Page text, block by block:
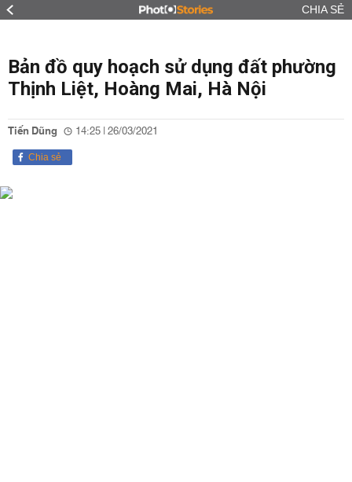
CHIA SẺ
Bản đồ quy hoạch sử dụng đất phường
Thịnh Liệt, Hoàng Mai, Hà Nội
Tiến Dũng 14:25 | 26/03/2021
Chia sẻ